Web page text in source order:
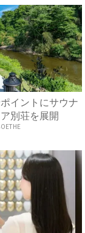
イントにサウナ
別荘を展開